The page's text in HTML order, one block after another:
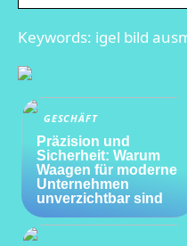
Keywords: igel bild
GESCHÄFT
Präzision und
Sicherheit: Warum
Waagen für moderne
Unternehmen
unverzichtbar sind